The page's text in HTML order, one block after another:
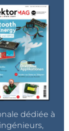
dédiée à